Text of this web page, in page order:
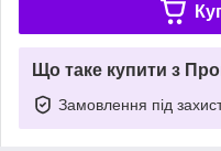
Що таке купити з
Замовлення під